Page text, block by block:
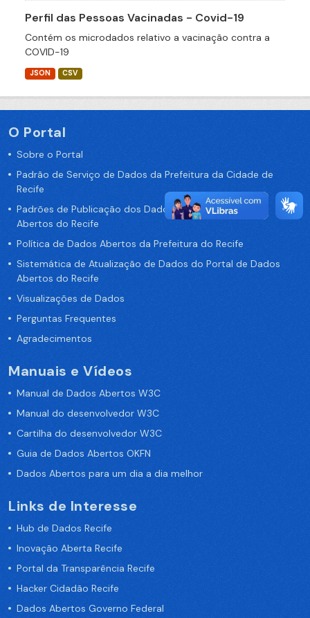
Perfil das Pessoas Vacinadas - Covid-19
Contém os microdados relativo a vacinação contra a
COVID-19
JSON CSV
O Portal
Sobre o Portal
Padrão de Serviço de Dados da Prefeitura da Cidade de
Recife
Padrões de Publicação dos Dados no Portal de Dados
Abertos do Recife
Política de Dados Abertos da Prefeitura do Recife
Sistemática de Atualização de Dados do Portal de Dados
Abertos do Recife
Visualizações de Dados
Perguntas Frequentes
Agradecimentos
Manuais e Vídeos
Manual de Dados Abertos W3C
Manual do desenvolvedor W3C
Cartilha do desenvolvedor W3C
Guia de Dados Abertos OKFN
Dados Abertos para um dia a dia melhor
Links de Interesse
Hub de Dados Recife
Inovação Aberta Recife
Portal da Transparência Recife
Hacker Cidadão Recife
Dados Abertos Governo Federal